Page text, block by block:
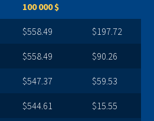
100 000 $
$558.49 $197.72
$558.49 $90.26
$547.37 $59.53
$544.61 $15.55